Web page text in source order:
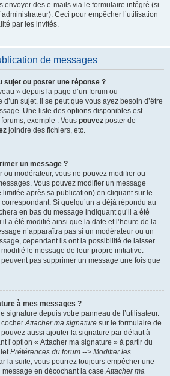
des e-mails via le formulaire intégré (si
Ceci pour empêcher l’utilisation
par les invités.
de messages
sujet ou poster une réponse ?
» depuis la page d’un forum ou
sujet. Il se peut que vous ayez besoin d’être
Une liste des options disponibles est
exemple : Vous pouvez poster de
joindre des fichiers, etc.
un message ?
ou modérateur, vous ne pouvez modifier ou
Vous pouvez modifier un message
après sa publication) en cliquant sur le
Si quelqu’un a déjà répondu au
en bas du message indiquant qu’il a été
a été modifié ainsi que la date et l’heure de la
n’apparaîtra pas si un modérateur ou un
cependant ils ont la possibilité de laisser
le message de leur propre initiative.
pas supprimer un message une fois que
à mes messages ?
signature depuis votre panneau de l’utilisateur.
cocherAttacher ma signature sur le formulaire de
aussi ajouter la signature par défaut à
l’option « Attacher ma signature » à partir du
Préférences du forum --> Modifier les
la suite, vous pourrez toujours empêcher une
message en décochant la caseAttacher ma